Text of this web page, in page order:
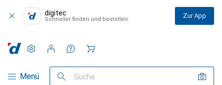
digitec
Schneller finden und bestellen Zur App
Navigation nach Kategorien
Menü Suche
Einstellungen
Kundenkonto
Vergleichslisten
Merklisten
Warenkorb